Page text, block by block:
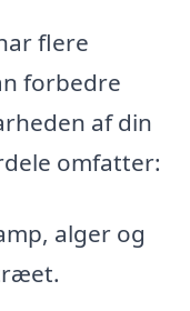
flere
forbedre
af din
omfatter:
alger og